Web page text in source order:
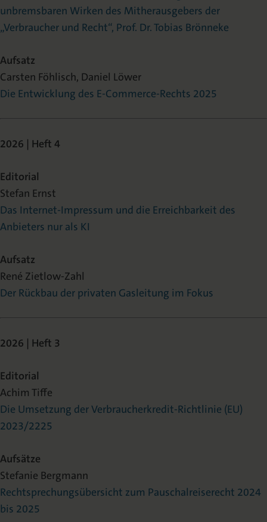
unbremsbaren Wirken des Mitherausgebers der
„Verbraucher und Recht“, Prof. Dr. Tobias Brönneke
Aufsatz
Carsten Föhlisch, Daniel Löwer
Die Entwicklung des E-Commerce-Rechts 2025
2026 | Heft 4
Editorial
Stefan Ernst
Das Internet-Impressum und die Erreichbarkeit des
Anbieters nur als KI
Aufsatz
René Zietlow-Zahl
Der Rückbau der privaten Gasleitung im Fokus
2026 | Heft 3
Editorial
Achim Tiffe
Die Umsetzung der Verbraucherkredit-Richtlinie (EU)
2023/2225
Aufsätze
Stefanie Bergmann
Rechtsprechungsübersicht zum Pauschalreiserecht 2024
bis 2025